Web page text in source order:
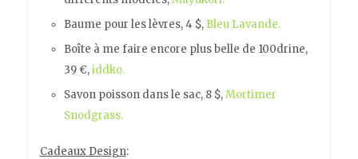
Baume pour les lèvres, 4 $, Bleu Lavande.
Boîte à me faire encore plus belle de 100drine,
39 €,iddko.
Savon poisson dans le sac, 8 $,Mortimer
Snodgrass.
Cadeaux Design: